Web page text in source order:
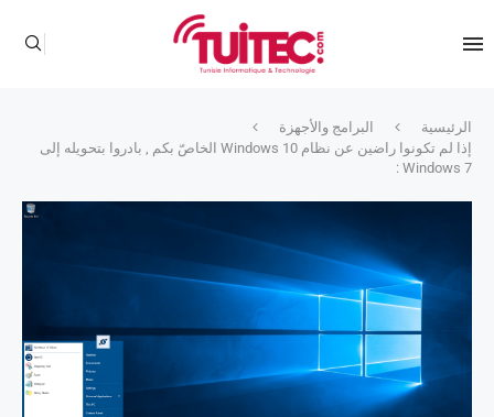
الرئيسية
البرامج والأجهزة
إذا لم تكونوا راضين عن نظام Windows 10 الخاصّ بكم , بادروا بتحويله إلى
Windows 7 :